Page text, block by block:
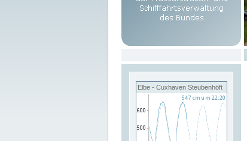
Elbe - Cuxhaven Steubenhöft